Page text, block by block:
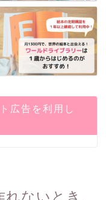
広告を利用し
れないとき、